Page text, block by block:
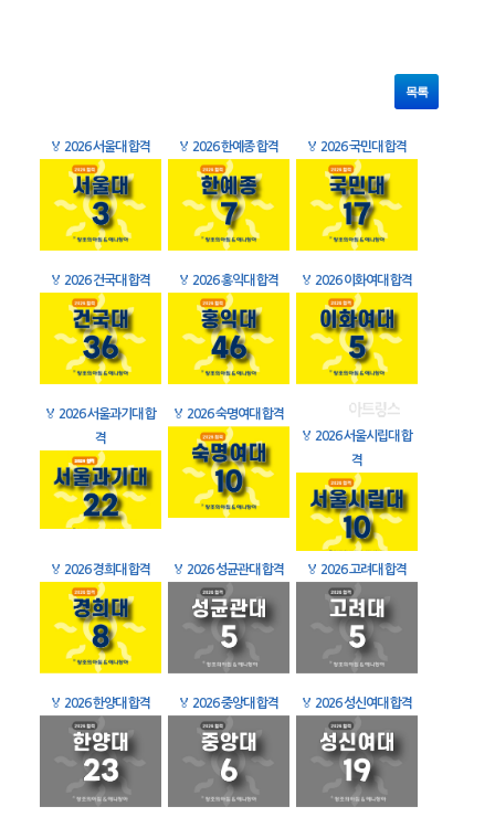
목록
🏅 2026 서울대 합격 🏅 2026 한예종 합격 🏅 2026 국민대 합격
🏅 2026 건국대 합격 🏅 2026 홍익대 합격 🏅 2026 이화여대 합격
🏅 2026 서울과기대 합
격
🏅 2026 숙명여대 합격
🏅 2026 서울시립대 합
격
🏅 2026 경희대 합격 🏅 2026 성균관대 합격 🏅 2026 고려대 합격
🏅 2026 한양대 합격 🏅 2026 중앙대 합격 🏅 2026 성신여대 합격